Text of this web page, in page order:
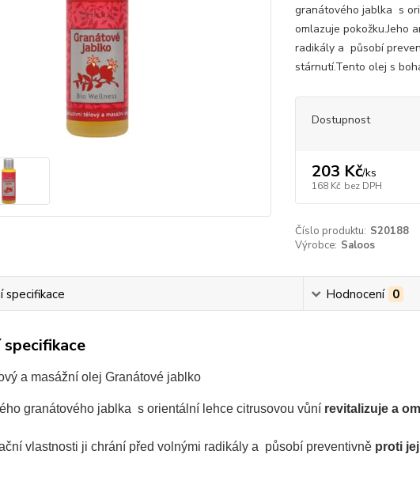
granátového jablka s
omlazuje pokožku.Jeho
radikály a působí
stárnutí.Tento olej s
Dostupnost
203 Kč/ks
168 Kč bez DPH
Číslo produktu: S20188
Výrobce: Saloos
specifikace Hodnocení 0
a masážní olej Granátové jablko
granátového jablka s orientální lehce citrusovou vůní revitalizuje a
vlastnosti ji chrání před volnými radikály a působí preventivněproti